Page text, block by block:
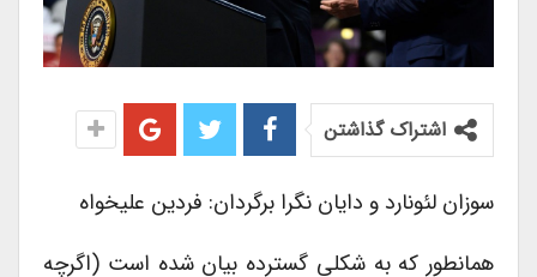
اشتراک گذاشتن
سوزان لئونارد و دایان نگرا برگردان: فردین علیخواه
همانطور که به شکلی گسترده بیان شده است (اگرچه